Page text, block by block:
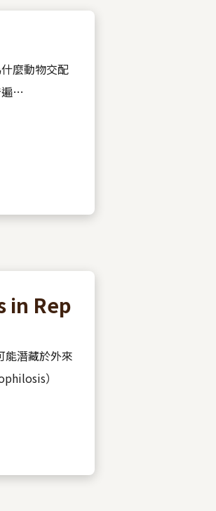
麼動物交配
遍…
in Rep
能潛藏於外來
）